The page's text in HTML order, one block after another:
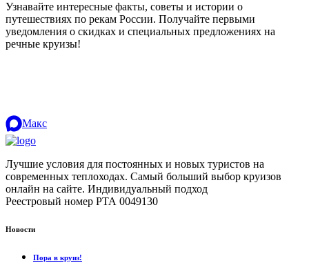
Узнавайте интересные факты, советы и истории о
путешествиях по рекам России. Получайте первыми
уведомления о скидках и специальных предложениях на
речные круизы!
Макс
Лучшие условия для постоянных и новых туристов на
современных теплоходах. Самый больший выбор круизов
онлайн на сайте. Индивидуальный подход
Реестровый номер РТА 0049130
Новости
Пора в круиз!